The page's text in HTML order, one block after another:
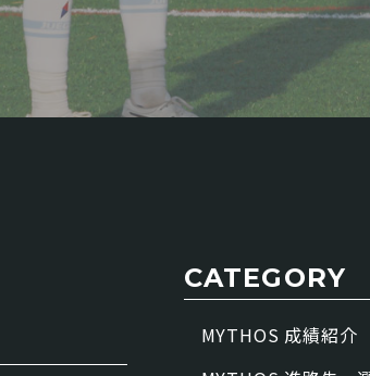
CATEGORY
MYTHOS 成績紹介